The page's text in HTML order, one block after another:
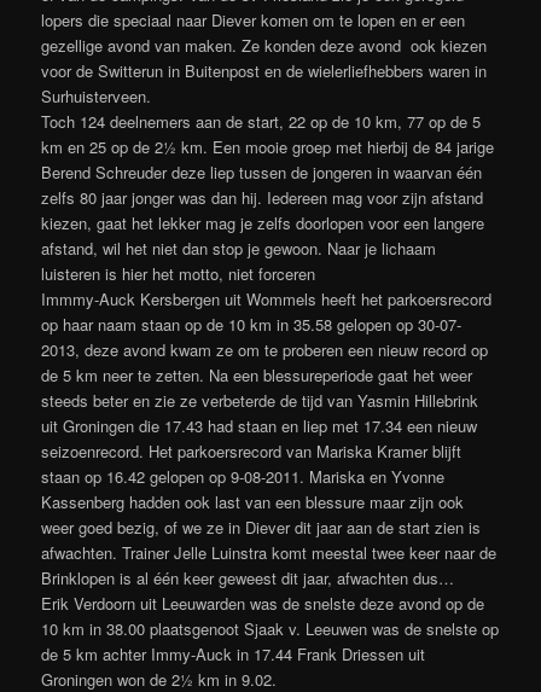
lopers die speciaal naar Diever komen om te lopen en er een
gezellige avond van maken. Ze konden deze avond ook kiezen
voor de Switterun in Buitenpost en de wielerliefhebbers waren in
Surhuisterveen.
Toch 124 deelnemers aan de start, 22 op de 10 km, 77 op de 5
km en 25 op de 2½ km. Een mooie groep met hierbij de 84 jarige
Berend Schreuder deze liep tussen de jongeren in waarvan één
zelfs 80 jaar jonger was dan hij. Iedereen mag voor zijn afstand
kiezen, gaat het lekker mag je zelfs doorlopen voor een langere
afstand, wil het niet dan stop je gewoon. Naar je lichaam
luisteren is hier het motto, niet forceren
Immmy-Auck Kersbergen uit Wommels heeft het parkoersrecord
op haar naam staan op de 10 km in 35.58 gelopen op 30-07-
2013, deze avond kwam ze om te proberen een nieuw record op
de 5 km neer te zetten. Na een blessureperiode gaat het weer
steeds beter en zie ze verbeterde de tijd van Yasmin Hillebrink
uit Groningen die 17.43 had staan en liep met 17.34 een nieuw
seizoenrecord. Het parkoersrecord van Mariska Kramer blijft
staan op 16.42 gelopen op 9-08-2011. Mariska en Yvonne
Kassenberg hadden ook last van een blessure maar zijn ook
weer goed bezig, of we ze in Diever dit jaar aan de start zien is
afwachten. Trainer Jelle Luinstra komt meestal twee keer naar de
Brinklopen is al één keer geweest dit jaar, afwachten dus…
Erik Verdoorn uit Leeuwarden was de snelste deze avond op de
10 km in 38.00 plaatsgenoot Sjaak v. Leeuwen was de snelste op
de 5 km achter Immy-Auck in 17.44 Frank Driessen uit
Groningen won de 2½ km in 9.02.